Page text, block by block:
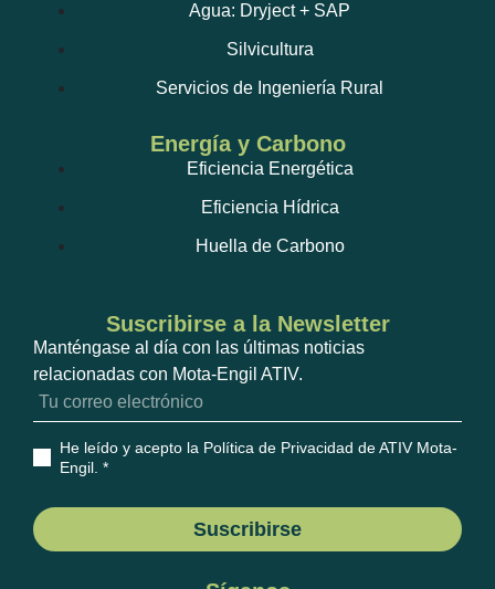
Agua: Dryject + SAP
Silvicultura
Servicios de Ingeniería Rural
Energía y Carbono
Eficiencia Energética
Eficiencia Hídrica
Huella de Carbono
Suscribirse a la Newsletter
Manténgase al día con las últimas noticias
relacionadas con Mota-Engil ATIV.
He leído y acepto la Política de Privacidad de ATIV Mota-
Engil . *
Suscribirse